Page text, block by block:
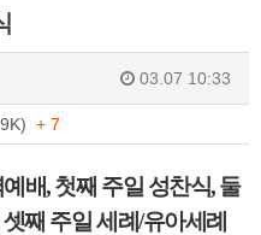
03.07 10:33
+ 7
배,첫째 주일 성찬식,둘
셋째 주일 세례/유아세례